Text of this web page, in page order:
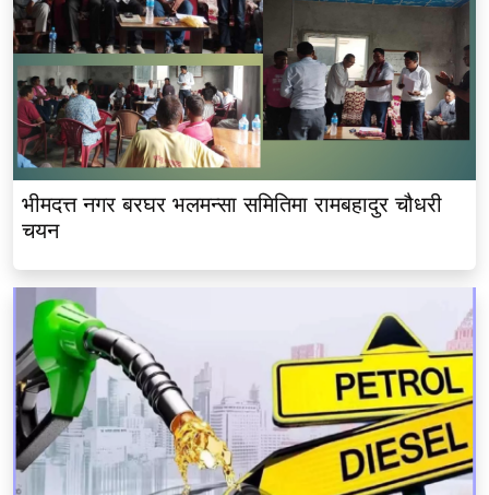
भीमदत्त नगर बरघर भलमन्सा समितिमा रामबहादुर चौधरी
चयन